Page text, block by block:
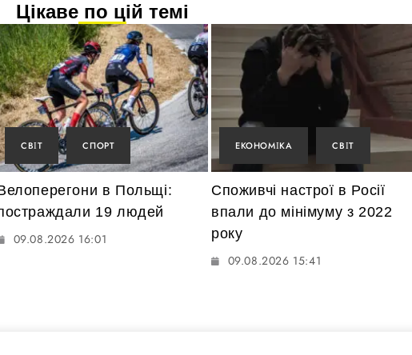
Цікаве по цій темі
СВІТ СПОРТ
в Польщі:
19 людей
09.08.2026 16:01
ЕКОНОМІКА СВІТ
Споживчі настрої в Росії
впали до мінімуму з 2022
року
09.08.2026 15:41